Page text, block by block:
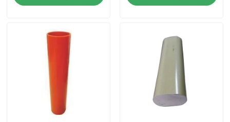
Vraag een offerte
Spoorinsulator